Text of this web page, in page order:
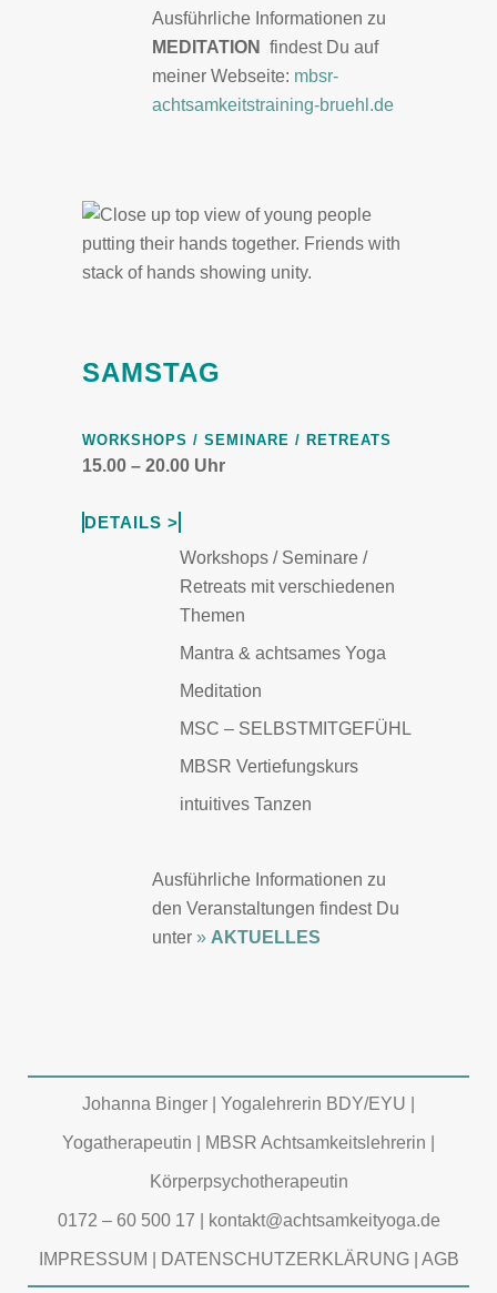
Ausführliche Informationen zu
MEDITATION
findest Du auf
meiner Webseite: mbsr-
achtsamkeitstraining-bruehl.de
SAMSTAG
WORKSHOPS / SEMINARE / RETREATS
15.00 – 20.00 Uhr
DETAILS >
Workshops / Seminare /
Retreats mit verschiedenen
Themen
Mantra & achtsames Yoga
Meditation
MSC – SELBSTMITGEFÜHL
MBSR Vertiefungskurs
intuitives Tanzen
Ausführliche Informationen zu
den Veranstaltungen findest Du
unter » AKTUELLES
Johanna Binger | Yogalehrerin BDY/EYU |
Yogatherapeutin | MBSR Achtsamkeitslehrerin |
Körperpsychotherapeutin
0172 – 60 500 17 kontakt@achtsamkeityoga.de
IMPRESSUM DATENSCHUTZERKLÄRUNG| AGB